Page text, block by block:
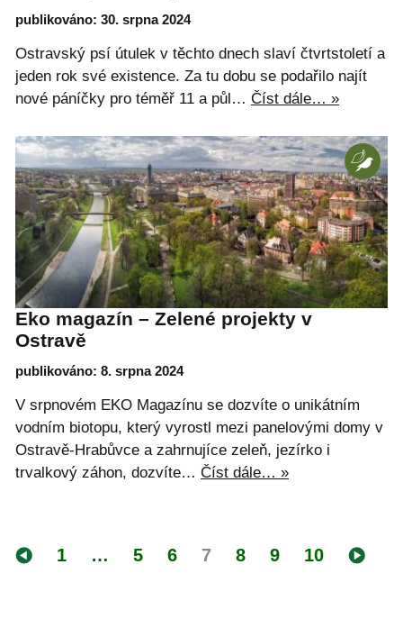
publikováno: 30. srpna 2024
Ostravský psí útulek v těchto dnech slaví čtvrtstoletí a
jeden rok své existence. Za tu dobu se podařilo najít
nové páníčky pro téměř 11 a půl… Číst dále… »
Eko magazín – Zelené projekty v
Ostravě
publikováno: 8. srpna 2024
V srpnovém EKO Magazínu se dozvíte o unikátním
vodním biotopu, který vyrostl mezi panelovými domy v
Ostravě-Hrabůvce a zahrnujíce zeleň, jezírko i
trvalkový záhon, dozvíte… Číst dále… »
1 … 5 6 7 8 9 10